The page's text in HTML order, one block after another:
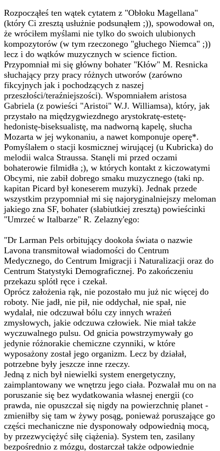
Rozpocząłeś ten wątek cytatem z "Obłoku Magellana"
(który Ci zresztą usłużnie podsunąłem ;)), spowodował on,
że wróciłem myślami nie tylko do swoich ulubionych
kompozytorów (w tym rzeczonego "głuchego Niemca" ;))
lecz i do wątków muzycznych w science fiction.
Przypomniał mi się główny bohater "Kłów" M. Resnicka
słuchający przy pracy różnych utworów (zarówno
fikcyjnych jak i pochodzących z naszej
przeszłości/teraźniejszości). Wspomniałem aristosa
Gabriela (z powieści "Aristoi" W.J. Williamsa), który, jak
przystało na międzygwiezdnego arystokratę-estetę-
hedonistę-biseksualistę, ma nadworną kapelę, słucha
Mozarta w jej wykonaniu, a nawet komponuje operę*.
Pomyślałem o stacji kosmicznej wirującej (u Kubricka) do
melodii walca Straussa. Stanęli mi przed oczami
bohaterowie filmidła ;), w których kontakt z kiczowatymi
Obcymi, nie zabił dobrego smaku muzycznego (taki np.
kapitan Picard był koneserem muzyki). Jednak przede
wszystkim przypomniał mi się najoryginalniejszy meloman
jakiego zna SF, bohater (słabiutkiej zresztą) powieścinki
"Umrzeć w Italbarze" R. Zelazny'ego:
"Dr Larman Pels orbitujący dookoła świata o nazwie
Lavona transmitował wiadomości do Centrum
Medycznego, do Centrum Imigracji i Naturalizacji oraz do
Centrum Statystyki Demograficznej. Po zakończeniu
przekazu splótł ręce i czekał.
Oprócz założenia rąk, nie pozostało mu już nic więcej do
roboty. Nie jadł, nie pił, nie oddychał, nie spał, nie
wydalał, nie odczuwał bólu czy innych wrażeń
zmysłowych, jakie odczuwa człowiek. Nie miał także
wyczuwalnego pulsu. Od gnicia powstrzymywały go
jedynie różnorakie chemiczne czynniki, w które
wyposażony został jego organizm. Lecz by działał,
potrzebne były jeszcze inne rzeczy.
Jedną z nich był niewielki system energetyczny,
zaimplantowany we wnętrzu jego ciała. Pozwalał mu on na
poruszanie się bez wydatkowania własnej energii (co
prawda, nie opuszczał się nigdy na powierzchnię planet -
zmieniłby się tam w żywy posąg, ponieważ poruszające go
części mechaniczne nie dysponowały odpowiednią mocą,
by przezwyciężyć siłę ciążenia). System ten, zasilany
bezpośrednio z mózgu, dostarczał także odpowiednie